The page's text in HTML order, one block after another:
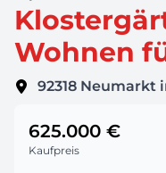
Wohnen
92318 Neumarkt
Kaufpreis
625.000 €